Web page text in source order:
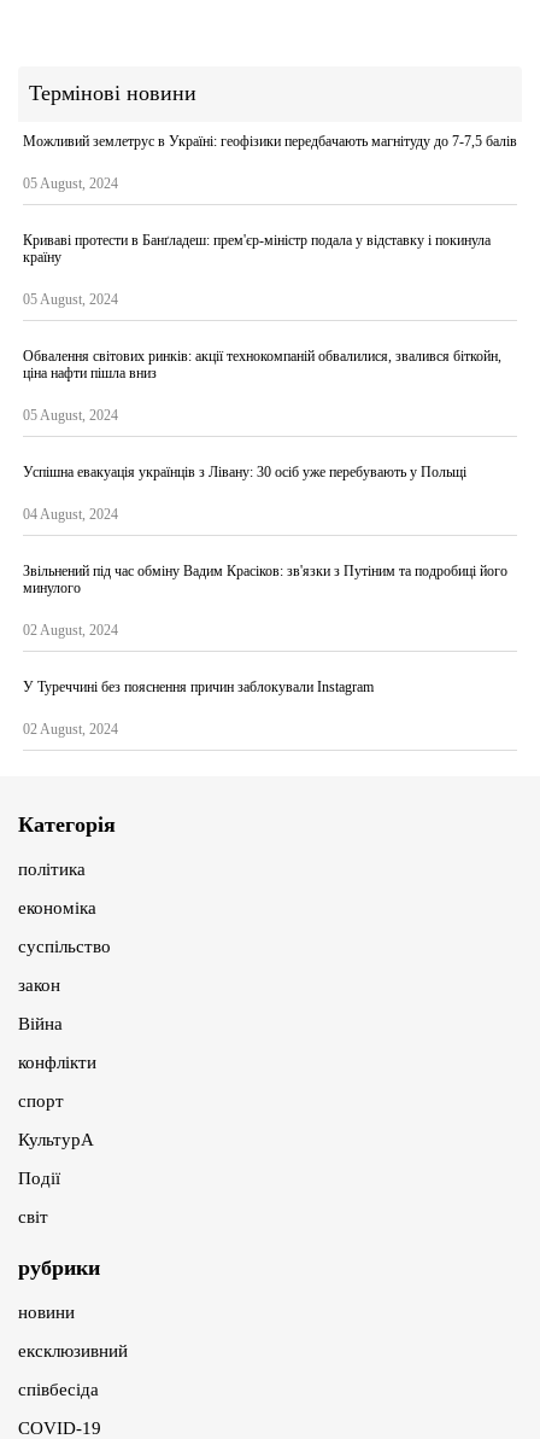
Термінові новини
Можливий землетрус в Україні: геофізики передбачають магнітуду до 7-7,5 балів
05 August, 2024
Криваві протести в Банґладеш: прем'єр-міністр подала у відставку і покинула
країну
05 August, 2024
Обвалення світових ринків: акції технокомпаній обвалилися, звалився біткойн,
ціна нафти пішла вниз
05 August, 2024
Успішна евакуація українців з Лівану: 30 осіб уже перебувають у Польщі
04 August, 2024
Звільнений під час обміну Вадим Красіков: зв'язки з Путіним та подробиці його
минулого
02 August, 2024
У Туреччині без пояснення причин заблокували Instagram
02 August, 2024
Категорія
політика
економіка
суспільство
закон
Війна
конфлікти
спорт
КультурА
Події
світ
рубрики
новини
ексклюзивний
співбесіда
COVID-19